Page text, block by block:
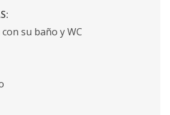
su baño y WC